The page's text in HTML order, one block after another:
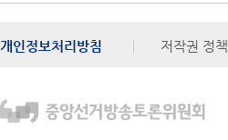
개인정보처리방침 저작권 정책